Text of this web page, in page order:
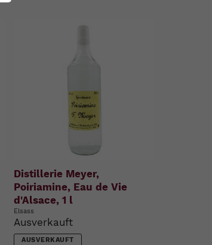
Distillerie Meyer,
Poiriamine, Eau de Vie
d'Alsace, 1 l
Elsass
Ausverkauft
AUSVERKAUFT